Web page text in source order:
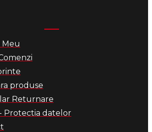
produse
Returnare
Protectia datelor